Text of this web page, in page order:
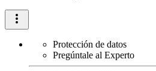
Protección de datos
Pregúntale al Experto